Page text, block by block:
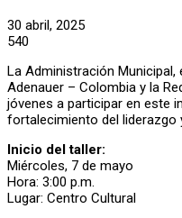
30 abril, 2025
540
La Administración Municipal,
Adenauer – Colombia y la
jóvenes a participar en este
fortalecimiento del liderazgo
Inicio del taller:
Miércoles, 7 de mayo
Hora: 3:00 p.m.
Lugar: Centro Cultural